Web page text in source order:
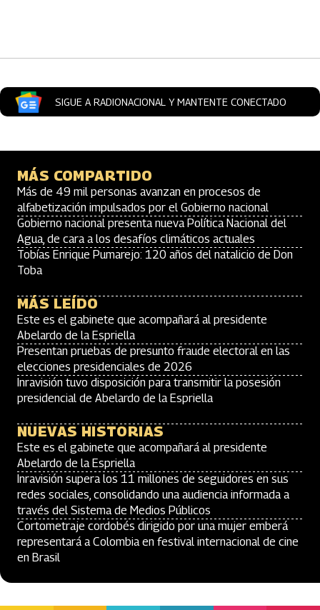
SIGUE A RADIONACIONAL Y MANTENTE CONECTADO
MÁS COMPARTIDO
Más de 49 mil personas avanzan en procesos de
alfabetización impulsados por el Gobierno nacional
Gobierno nacional presenta nueva Política Nacional del
Agua, de cara a los desafíos climáticos actuales
Tobías Enrique Pumarejo: 120 años del natalicio de Don
Toba
MÁS LEÍDO
Este es el gabinete que acompañará al presidente
Abelardo de la Espriella
Presentan pruebas de presunto fraude electoral en las
elecciones presidenciales de 2026
Inravisión tuvo disposición para transmitir la posesión
presidencial de Abelardo de la Espriella
NUEVAS HISTORIAS
Este es el gabinete que acompañará al presidente
Abelardo de la Espriella
Inravisión supera los 11 millones de seguidores en sus
redes sociales, consolidando una audiencia informada a
través del Sistema de Medios Públicos
Cortometraje cordobés dirigido por una mujer emberá
representará a Colombia en festival internacional de cine
en Brasil